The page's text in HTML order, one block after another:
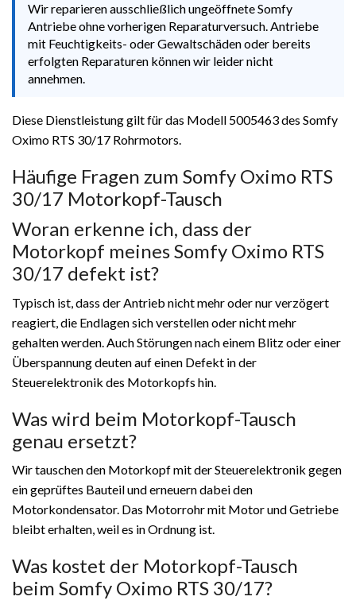
Wir reparieren ausschließlich ungeöffnete Somfy
Antriebe ohne vorherigen Reparaturversuch. Antriebe
mit Feuchtigkeits- oder Gewaltschäden oder bereits
erfolgten Reparaturen können wir leider nicht
annehmen.
Diese Dienstleistung gilt für das Modell 5005463 des Somfy
Oximo RTS 30/17 Rohrmotors.
Häufige Fragen zum Somfy Oximo RTS
30/17 Motorkopf-Tausch
Woran erkenne ich, dass der
Motorkopf meines Somfy Oximo RTS
30/17 defekt ist?
Typisch ist, dass der Antrieb nicht mehr oder nur verzögert
reagiert, die Endlagen sich verstellen oder nicht mehr
gehalten werden. Auch Störungen nach einem Blitz oder einer
Überspannung deuten auf einen Defekt in der
Steuerelektronik des Motorkopfs hin.
Was wird beim Motorkopf-Tausch
genau ersetzt?
Wir tauschen den Motorkopf mit der Steuerelektronik gegen
ein geprüftes Bauteil und erneuern dabei den
Motorkondensator. Das Motorrohr mit Motor und Getriebe
bleibt erhalten, weil es in Ordnung ist.
Was kostet der Motorkopf-Tausch
beim Somfy Oximo RTS 30/17?